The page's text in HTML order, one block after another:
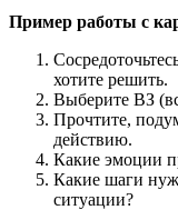
Пример работы с
хотите решить.
Выберите ВЗ
Прочтите,
действию.
Какие эмоции
Какие шаги
ситуации?